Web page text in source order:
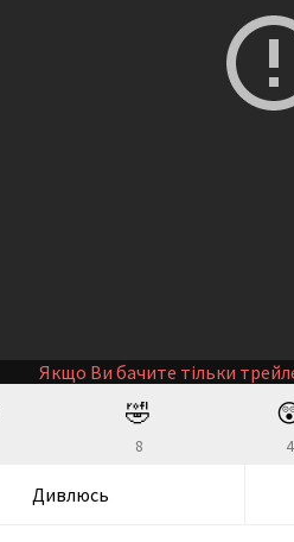
Якщо Ви бачите тільки
🤣
8 4
Дивлюсь